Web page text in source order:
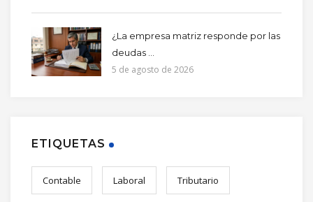
¿La empresa matriz responde por las
deudas ...
5 de agosto de 2026
ETIQUETAS
Contable Laboral Tributario